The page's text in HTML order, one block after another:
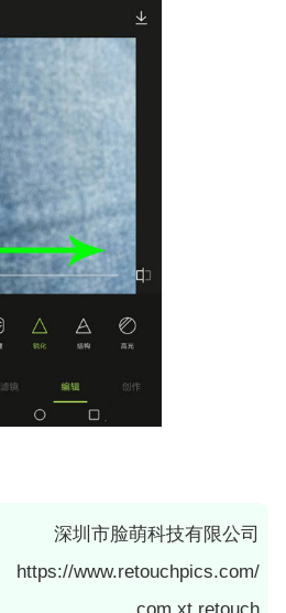
深圳市脸萌科技有限公司
https://www.retouchpics.com/